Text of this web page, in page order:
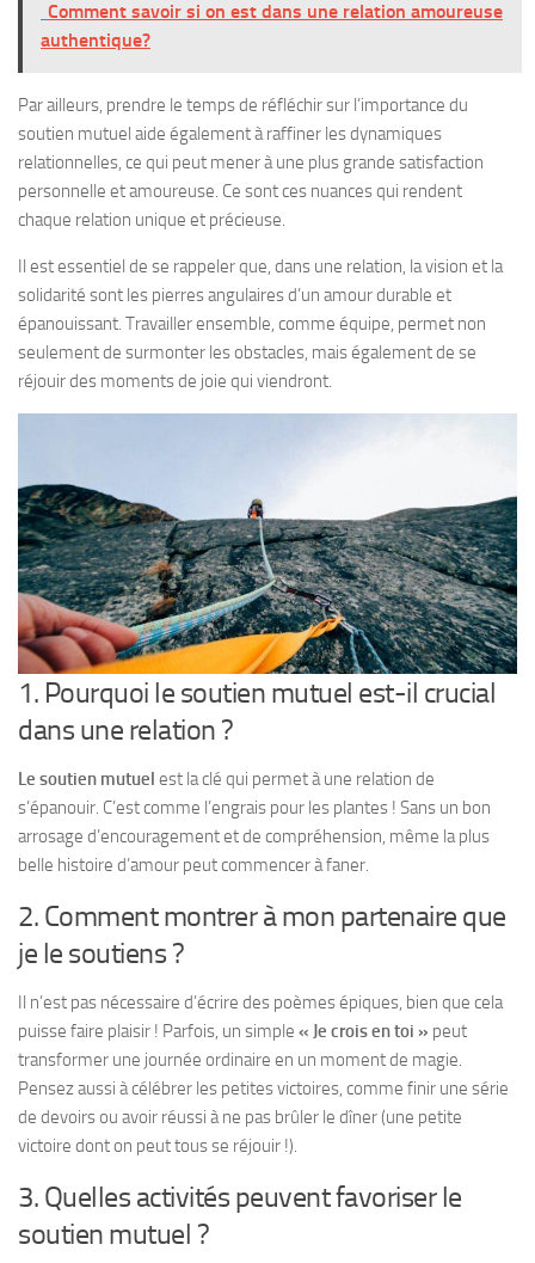
Comment savoir si on est dans une relation amoureuse
authentique?
Par ailleurs, prendre le temps de réfléchir sur l’importance du
soutien mutuel aide également à raffiner les dynamiques
relationnelles, ce qui peut mener à une plus grande satisfaction
personnelle et amoureuse. Ce sont ces nuances qui rendent
chaque relation unique et précieuse.
Il est essentiel de se rappeler que, dans une relation, la vision et la
solidarité sont les pierres angulaires d’un amour durable et
épanouissant. Travailler ensemble, comme équipe, permet non
seulement de surmonter les obstacles, mais également de se
réjouir des moments de joie qui viendront.
1. Pourquoi le soutien mutuel est-il crucial
dans une relation ?
Le soutien mutuel est la clé qui permet à une relation de
s’épanouir. C’est comme l’engrais pour les plantes ! Sans un bon
arrosage d’encouragement et de compréhension, même la plus
belle histoire d’amour peut commencer à faner.
2. Comment montrer à mon partenaire que
je le soutiens ?
Il n’est pas nécessaire d’écrire des poèmes épiques, bien que cela
puisse faire plaisir ! Parfois, un simple « Je crois en toi » peut
transformer une journée ordinaire en un moment de magie.
Pensez aussi à célébrer les petites victoires, comme finir une série
de devoirs ou avoir réussi à ne pas brûler le dîner (une petite
victoire dont on peut tous se réjouir !).
3. Quelles activités peuvent favoriser le
soutien mutuel ?